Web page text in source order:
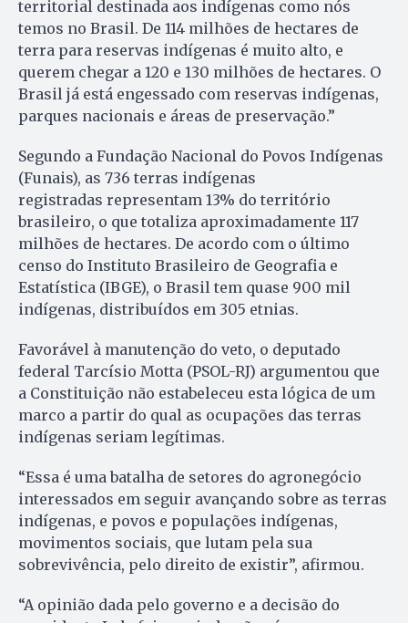
territorial destinada aos indígenas como nós
temos no Brasil. De 114 milhões de hectares de
terra para reservas indígenas é muito alto, e
querem chegar a 120 e 130 milhões de hectares. O
Brasil já está engessado com reservas indígenas,
parques nacionais e áreas de preservação.”
Segundo a Fundação Nacional do Povos Indígenas
(Funais), as 736 terras indígenas
registradas representam 13% do território
brasileiro, o que totaliza aproximadamente 117
milhões de hectares. De acordo com o último
censo do Instituto Brasileiro de Geografia e
Estatística (IBGE), o Brasil tem quase 900 mil
indígenas, distribuídos em 305 etnias.
Favorável à manutenção do veto, o deputado
federal Tarcísio Motta (PSOL-RJ) argumentou que
a Constituição não estabeleceu esta lógica de um
marco a partir do qual as ocupações das terras
indígenas seriam legítimas.
“Essa é uma batalha de setores do agronegócio
interessados em seguir avançando sobre as terras
indígenas, e povos e populações indígenas,
movimentos sociais, que lutam pela sua
sobrevivência, pelo direito de existir”, afirmou.
“A opinião dada pelo governo e a decisão do